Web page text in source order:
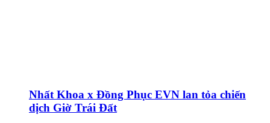
Nhất Khoa x Đồng Phục EVN lan tỏa chiến
dịch Giờ Trái Đất